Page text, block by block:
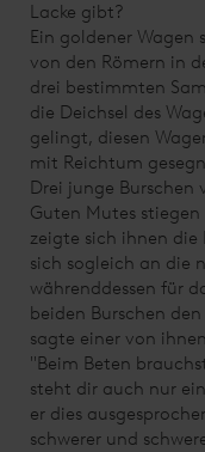
Lacke gibt?
Ein goldener Wagen
von den Römern in
drei bestimmten
die Deichsel des
gelingt, diesen
mit Reichtum
Drei junge Burschen
Guten Mutes
zeigte sich ihnen die
sich sogleich an die
währenddessen für
beiden Burschen
sagte einer von
"Beim Beten
steht dir auch nur
er dies
schwerer und